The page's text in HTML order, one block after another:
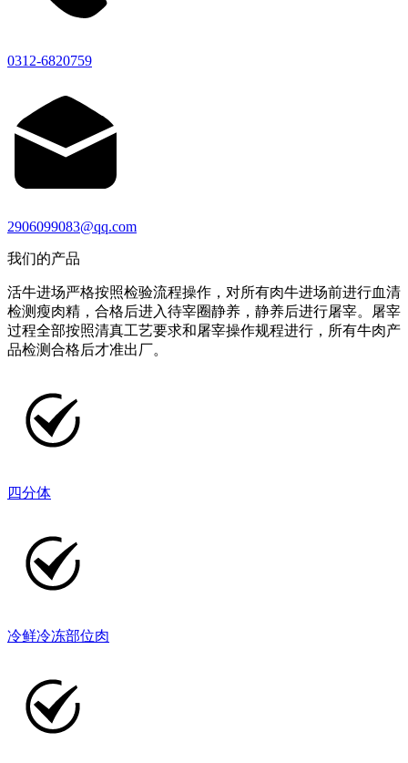
0312-6820759
2906099083@qq.com
我们的产品
活牛进场严格按照检验流程操作，对所有肉牛进场前进行血清
检测瘦肉精，合格后进入待宰圈静养，静养后进行屠宰。屠宰
过程全部按照清真工艺要求和屠宰操作规程进行，所有牛肉产
品检测合格后才准出厂。
四分体
冷鲜冷冻部位肉